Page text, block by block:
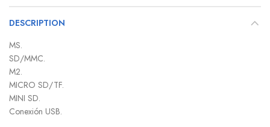
DESCRIPTION
MS.
SD/MMC.
M2.
MICRO SD/TF.
MINI SD.
Conexión USB.